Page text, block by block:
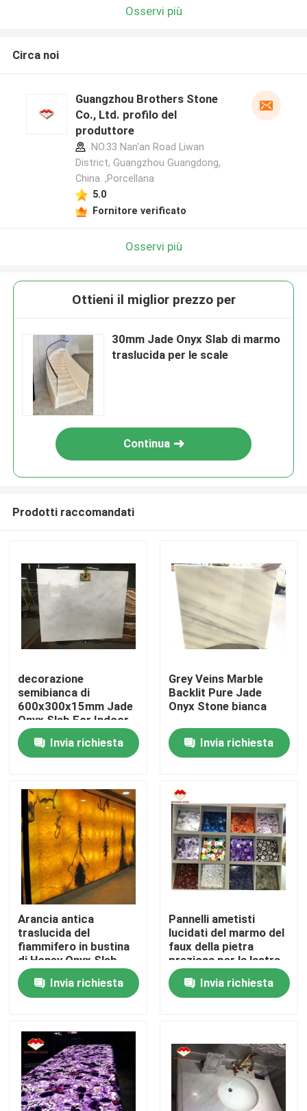
Casa
Chi siamo
Contatti
Prodotti
Lastre di pietra del granito
Mattonelle di pietra del granito
Pietra lucidata del granito
Lastra di pietra di marmo
mattonelle di pietra di marmo
Osservi più
Circa noi
Guangzhou Brothers Stone
Co., Ltd. profilo del
produttore
NO.33 Nan'an Road Liwan
District, Guangzhou Guangdong,
China. ,Porcellana
5.0
Fornitore verificato
Osservi più
Ottieni il miglior prezzo per
30mm Jade Onyx Slab di marmo
traslucida per le scale
Continua
Prodotti raccomandati
decorazione
semibianca di
600x300x15mm Jade
Onyx Slab For Indoor
Invia richiesta
Grey Veins Marble
Backlit Pure Jade
Onyx Stone bianca
Invia richiesta
Arancia antica
traslucida del
fiammifero in bustina
di Honey Onyx Slab
Amber Marble
Invia richiesta
Pannelli ametisti
lucidati del marmo del
faux della pietra
preziosa per la lastra
della parete della
decorazioneInvia richiesta